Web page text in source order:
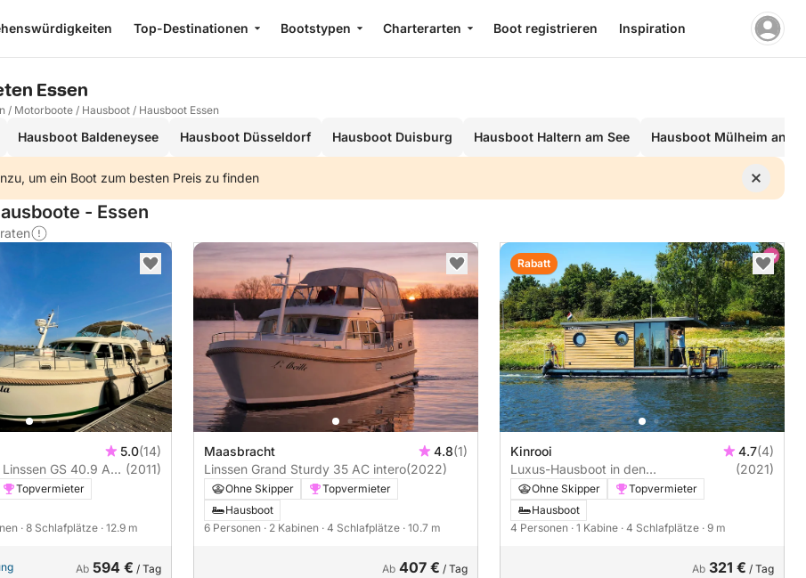
Top-Destinationen Bootstypen Charterarten Boot registrieren Inspiration
Essen
/ Motorboote / Hausboot / Hausboot Essen
Hausboot Baldeneysee Hausboot Düsseldorf Hausboot Duisburg Hausboot Haltern am See Hausboot Mülheim an
um ein Boot zum besten Preis zu finden
- Essen
5.0(14)
GS 40.9 AC (2011)
Topvermieter
· 8 Schlafplätze · 12.9 m
Ab 594 € / Tag
Maasbracht 4.8(1)
Linssen Grand Sturdy 35 AC intero(2022)
Ohne Skipper
Topvermieter
Hausboot
6 Personen · 2 Kabinen · 4 Schlafplätze · 10.7 m
Ab 407 € / Tag
Kinrooi 4.7(4)
Luxus-Hausboot in den
Niederlanden/Belgien
(2021)
Ohne Skipper
Topvermieter
Hausboot
4 Personen · 1 Kabine · 4 Schlafplätze · 9 m
Ab 321 € / Tag
Rabatt